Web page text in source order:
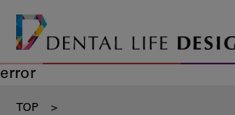
error
TOP >